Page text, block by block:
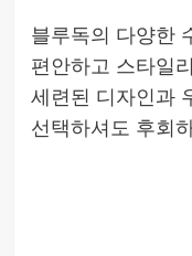
블루독의 다양한
편안하고 스타일
세련된 디자인과
선택하셔도 후회